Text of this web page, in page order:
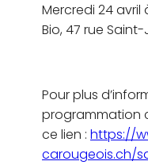
Mercredi 24 avril
Bio, 47 rue
Pour plus
programmation
ce lien : https://
carougeois.ch/